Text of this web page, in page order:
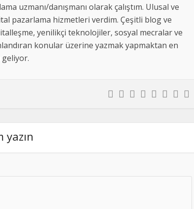
uzmanı/danışmanı olarak çalıştım. Ulusal ve
pazarlama hizmetleri verdim. Çeşitli blog ve
yenilikçi teknolojiler, sosyal mecralar ve
konular üzerine yazmak yapmaktan en
geliyor.
yazın